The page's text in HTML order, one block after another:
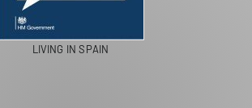
PASEOS EN CAMELLO